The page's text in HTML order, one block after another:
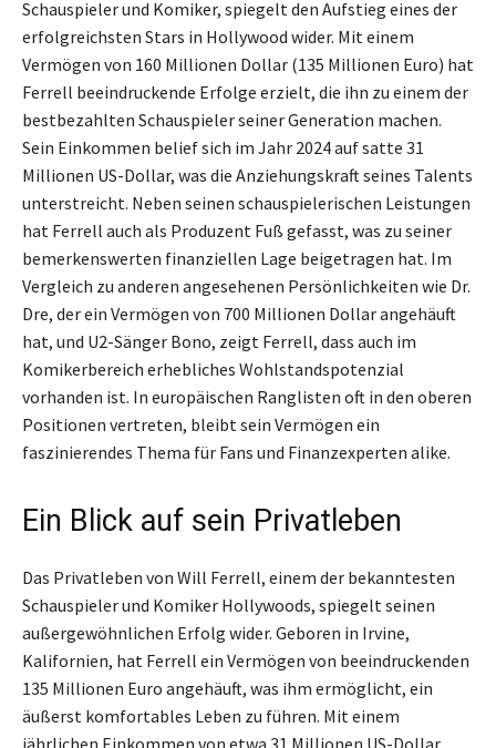
Schauspieler und Komiker, spiegelt den Aufstieg eines der
erfolgreichsten Stars in Hollywood wider. Mit einem
Vermögen von 160 Millionen Dollar (135 Millionen Euro) hat
Ferrell beeindruckende Erfolge erzielt, die ihn zu einem der
bestbezahlten Schauspieler seiner Generation machen.
Sein Einkommen belief sich im Jahr 2024 auf satte 31
Millionen US-Dollar, was die Anziehungskraft seines Talents
unterstreicht. Neben seinen schauspielerischen Leistungen
hat Ferrell auch als Produzent Fuß gefasst, was zu seiner
bemerkenswerten finanziellen Lage beigetragen hat. Im
Vergleich zu anderen angesehenen Persönlichkeiten wie Dr.
Dre, der ein Vermögen von 700 Millionen Dollar angehäuft
hat, und U2-Sänger Bono, zeigt Ferrell, dass auch im
Komikerbereich erhebliches Wohlstandspotenzial
vorhanden ist. In europäischen Ranglisten oft in den oberen
Positionen vertreten, bleibt sein Vermögen ein
faszinierendes Thema für Fans und Finanzexperten alike.
Ein Blick auf sein Privatleben
Das Privatleben von Will Ferrell, einem der bekanntesten
Schauspieler und Komiker Hollywoods, spiegelt seinen
außergewöhnlichen Erfolg wider. Geboren in Irvine,
Kalifornien, hat Ferrell ein Vermögen von beeindruckenden
135 Millionen Euro angehäuft, was ihm ermöglicht, ein
äußerst komfortables Leben zu führen. Mit einem
jährlichen Einkommen von etwa 31 Millionen US-Dollar